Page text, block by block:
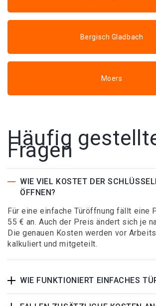
Bergisch Gladbach
Moers
Häufig
Fragen
WIE VIEL KOSTET DER
ÖFFNEN?
Für eine einfache Türöffnung fällt eine
55 € an. Auch der Preis ändert sich je
Die genauen Kosten werden vor
kalkuliert und mitgeteilt.
WIE FUNKTIONIERT EINFACHES